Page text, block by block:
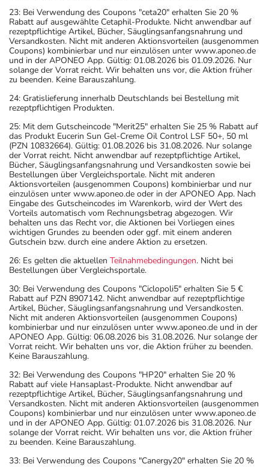
23: Bei Verwendung des Coupons "ceta20" erhalten Sie 20 %
Rabatt auf ausgewählte Cetaphil-Produkte. Nicht anwendbar auf
rezeptpflichtige Artikel, Bücher, Säuglingsanfangsnahrung und
Versandkosten. Nicht mit anderen Aktionsvorteilen (ausgenommen
Coupons) kombinierbar und nur einzulösen unter www.aponeo.de
und in der APONEO App. Gültig: 01.08.2026 bis 01.09.2026. Nur
solange der Vorrat reicht. Wir behalten uns vor, die Aktion früher
zu beenden. Keine Barauszahlung.
24: Gratislieferung innerhalb Deutschlands bei Bestellung mit
rezeptpflichtigen Produkten.
25: Mit dem Gutscheincode "Merit25" erhalten Sie 25 % Rabatt auf
das Produkt Eucerin Sun Gel-Creme Oil Control LSF 50+, 50 ml
(PZN 10832664). Gültig: 01.08.2026 bis 31.08.2026. Nur solange
der Vorrat reicht. Nicht anwendbar auf rezeptpflichtige Artikel,
Bücher, Säuglingsanfangsnahrung und Versandkosten sowie bei
Bestellungen über Vergleichsportale. Nicht mit anderen
Aktionsvorteilen (ausgenommen Coupons) kombinierbar und nur
einzulösen unter www.aponeo.de oder in der APONEO App. Nach
Eingabe des Gutscheincodes im Warenkorb, wird der Wert des
Vorteils automatisch vom Rechnungsbetrag abgezogen. Wir
behalten uns das Recht vor, die Aktionen bei Vorliegen eines
wichtigen Grundes zu beenden oder ggf. mit einem anderen
Gutschein bzw. durch eine andere Aktion zu ersetzen.
26: Es gelten die aktuellen Teilnahmebedingungen. Nicht bei
Bestellungen über Vergleichsportale.
30: Bei Verwendung des Coupons "Ciclopoli5" erhalten Sie 5 €
Rabatt auf PZN 8907142. Nicht anwendbar auf rezeptpflichtige
Artikel, Bücher, Säuglingsanfangsnahrung und Versandkosten.
Nicht mit anderen Aktionsvorteilen (ausgenommen Coupons)
kombinierbar und nur einzulösen unter www.aponeo.de und in der
APONEO App. Gültig: 06.08.2026 bis 31.08.2026. Nur solange der
Vorrat reicht. Wir behalten uns vor, die Aktion früher zu beenden.
Keine Barauszahlung.
32: Bei Verwendung des Coupons "HP20" erhalten Sie 20 %
Rabatt auf viele Hansaplast-Produkte. Nicht anwendbar auf
rezeptpflichtige Artikel, Bücher, Säuglingsanfangsnahrung und
Versandkosten. Nicht mit anderen Aktionsvorteilen (ausgenommen
Coupons) kombinierbar und nur einzulösen unter www.aponeo.de
und in der APONEO App. Gültig: 01.07.2026 bis 31.08.2026. Nur
solange der Vorrat reicht. Wir behalten uns vor, die Aktion früher
zu beenden. Keine Barauszahlung.
33: Bei Verwendung des Coupons "Canergy20" erhalten Sie 20 %